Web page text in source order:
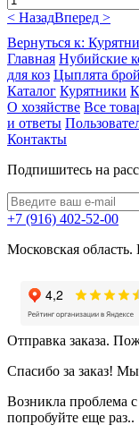
< НазадВперед >
Вернуться к:
Главная Нубийские
для коз Цыплята
Каталог Курятники
О хозяйстве Все
и ответы
Контакты
Подпишитесь на
+7 (916) 402-52-00
Московская
Отправка заказа.
Спасибо за заказ!
Возникла проблема
попробуйте еще раз..